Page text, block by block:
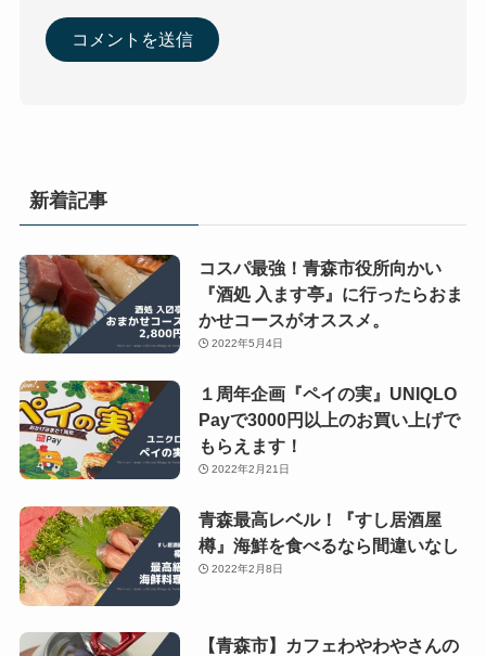
新着記事
コスパ最強！青森市役所向かい
『酒処 入ます亭』に行ったらおま
かせコースがオススメ。
2022年5月4日
１周年企画『ペイの実』UNIQLO
Payで3000円以上のお買い上げで
もらえます！
2022年2月21日
青森最高レベル！『すし居酒屋
樽』海鮮を食べるなら間違いなし
2022年2月8日
【青森市】カフェわやわやさんの